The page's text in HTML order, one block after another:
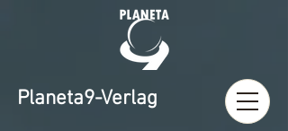
Planeta9-Verlag